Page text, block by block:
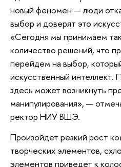
новый феномен — люди
выбор и доверят это
«Сегодня мы принимаем
количество решений, что
перейдем на выбор,
искусственный интеллект.
здесь может возникнуть
манипулирования», —
ректор НИУ ВШЭ.
Произойдет резкий рост
творческих элементов,
элементов приведет к